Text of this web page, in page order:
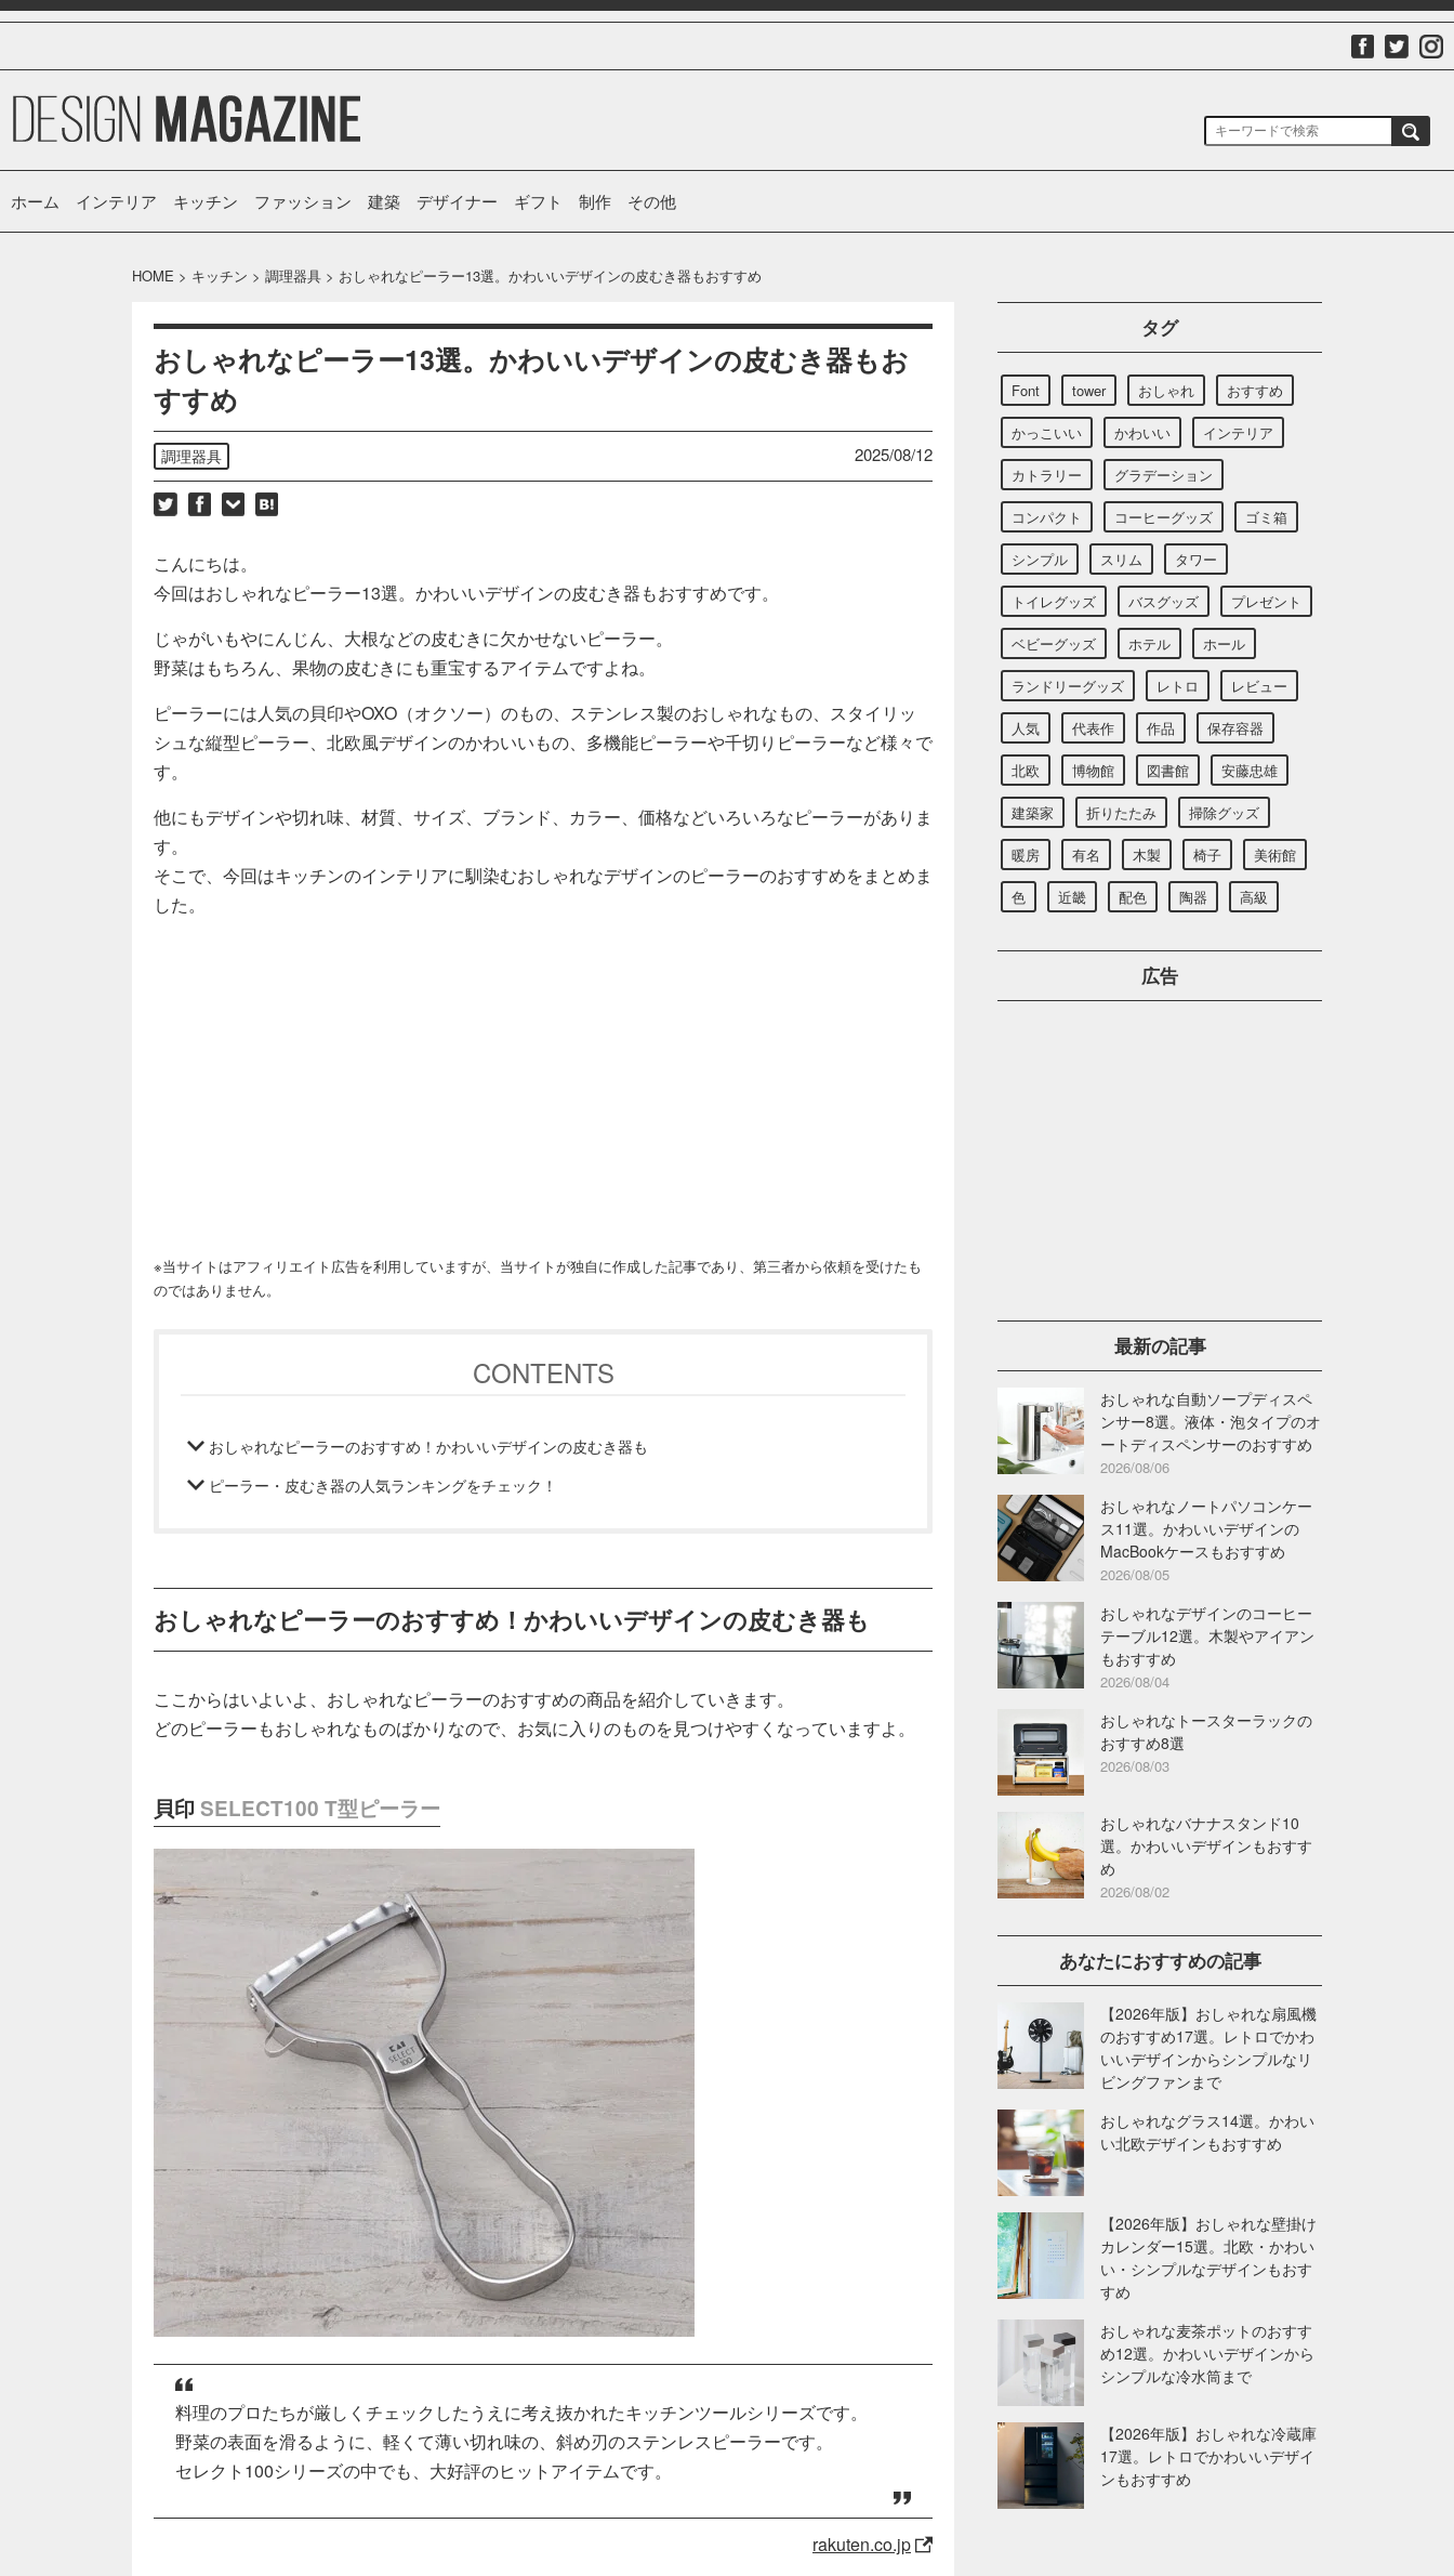
ホーム インテリア キッチン ファッション 建築 デザイナー ギフト 制作 その他
HOME > キッチン > 調理器具 > おしゃれなピーラー13選。かわいいデザインの皮むき器もおすすめ
おしゃれなピーラー13選。かわいいデザインの皮むき器もお
すすめ
調理器具 2025/08/12
こんにちは。
今回はおしゃれなピーラー13選。かわいいデザインの皮むき器もおすすめです。
じゃがいもやにんじん、大根などの皮むきに欠かせないピーラー。
野菜はもちろん、果物の皮むきにも重宝するアイテムですよね。
ピーラーには人気の貝印やOXO（オクソー）のもの、ステンレス製のおしゃれなもの、スタイリッ
シュな縦型ピーラー、北欧風デザインのかわいいもの、多機能ピーラーや千切りピーラーなど様々で
す。
他にもデザインや切れ味、材質、サイズ、ブランド、カラー、価格などいろいろなピーラーがありま
す。
そこで、今回はキッチンのインテリアに馴染むおしゃれなデザインのピーラーのおすすめをまとめま
した。
※当サイトはアフィリエイト広告を利用していますが、当サイトが独自に作成した記事であり、第三者から依頼を受けたも
のではありません。
CONTENTS
おしゃれなピーラーのおすすめ！かわいいデザインの皮むき器も
ピーラー・皮むき器の人気ランキングをチェック！
おしゃれなピーラーのおすすめ！かわいいデザインの皮むき器も
ここからはいよいよ、おしゃれなピーラーのおすすめの商品を紹介していきます。
どのピーラーもおしゃれなものばかりなので、お気に入りのものを見つけやすくなっていますよ。
貝印 SELECT100 T型ピーラー
料理のプロたちが厳しくチェックしたうえに考え抜かれたキッチンツールシリーズです。
野菜の表面を滑るように、軽くて薄い切れ味の、斜め刃のステンレスピーラーです。
セレクト100シリーズの中でも、大好評のヒットアイテムです。
rakuten.co.jp
タグ
Font tower おしゃれ おすすめ
かっこいい かわいい インテリア
カトラリー グラデーション
コンパクト コーヒーグッズ ゴミ箱
シンプル スリム タワー
トイレグッズ バスグッズ プレゼント
ベビーグッズ ホテル ホール
ランドリーグッズ レトロ レビュー
人気 代表作 作品 保存容器
北欧 博物館 図書館 安藤忠雄
建築家 折りたたみ 掃除グッズ
暖房 有名 木製 椅子 美術館
色 近畿 配色 陶器 高級
広告
最新の記事
おしゃれな自動ソープディスペ
ンサー8選。液体・泡タイプのオ
ートディスペンサーのおすすめ
2026/08/06
おしゃれなノートパソコンケー
ス11選。かわいいデザインの
MacBookケースもおすすめ
2026/08/05
おしゃれなデザインのコーヒー
テーブル12選。木製やアイアン
もおすすめ
2026/08/04
おしゃれなトースターラックの
おすすめ8選
2026/08/03
おしゃれなバナナスタンド10
選。かわいいデザインもおすす
め
2026/08/02
あなたにおすすめの記事
【2026年版】おしゃれな扇風機
のおすすめ17選。レトロでかわ
いいデザインからシンプルなリ
ビングファンまで
おしゃれなグラス14選。かわい
い北欧デザインもおすすめ
【2026年版】おしゃれな壁掛け
カレンダー15選。北欧・かわい
い・シンプルなデザインもおす
すめ
おしゃれな麦茶ポットのおすす
め12選。かわいいデザインから
シンプルな冷水筒まで
【2026年版】おしゃれな冷蔵庫
17選。レトロでかわいいデザイ
ンもおすすめ